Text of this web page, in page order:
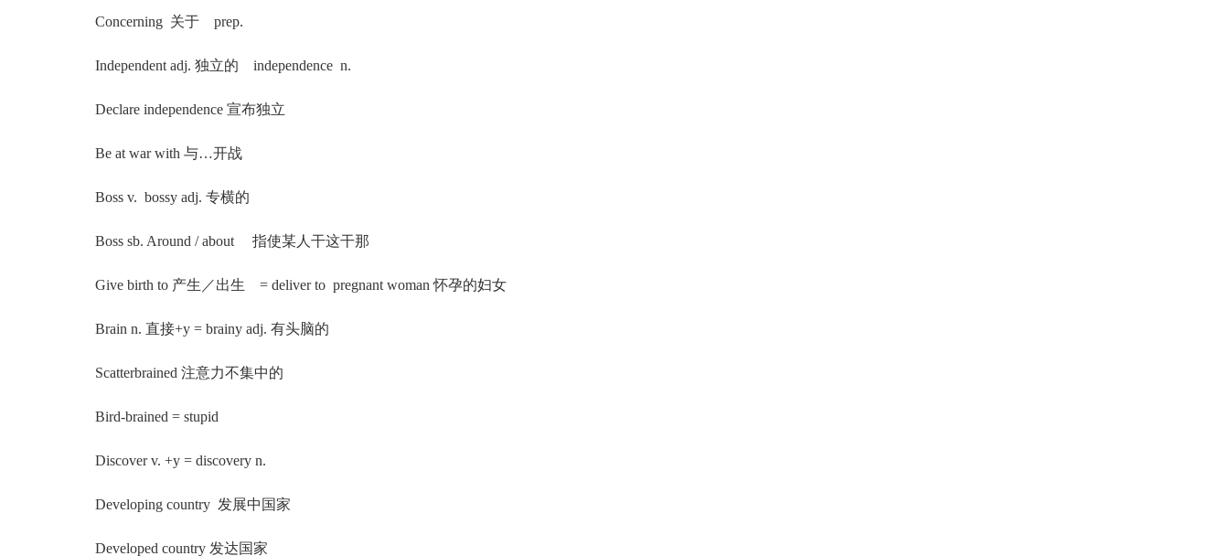
Concerning 关于 prep.
Independent adj. 独立的 independence n.
Declare independence 宣布独立
Be at war with 与…开战
Boss v. bossy adj. 专横的
Boss sb. Around / about 指使某人干这干那
Give birth to 产生／出生 = deliver to pregnant woman 怀孕的妇女
Brain n. 直接+y = brainy adj. 有头脑的
Scatterbrained 注意力不集中的
Bird-brained = stupid
Discover v. +y = discovery n.
Developing country 发展中国家
Developed country 发达国家